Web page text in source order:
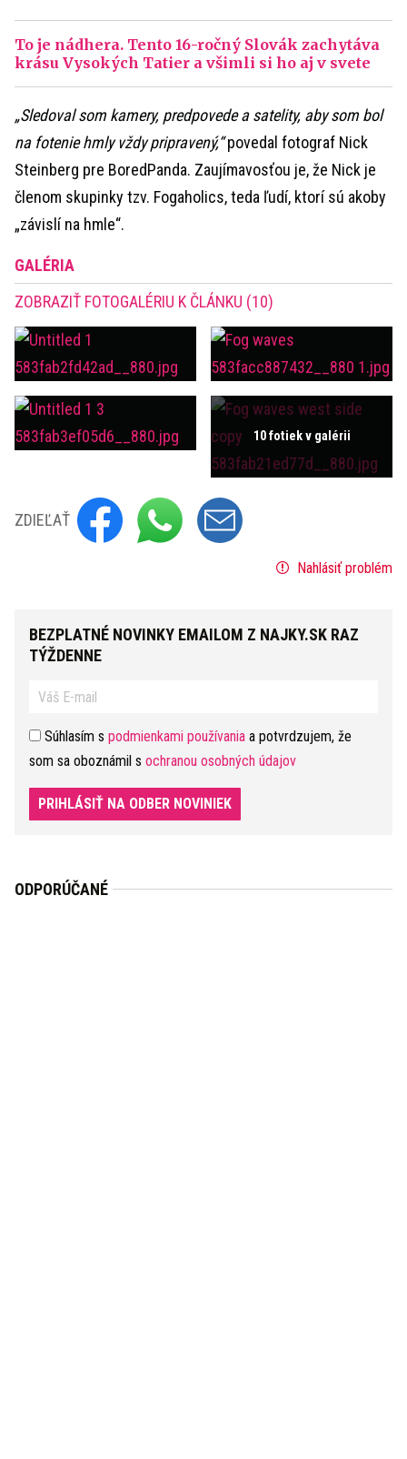
To je nádhera. Tento 16-ročný Slovák zachytáva
krásu Vysokých Tatier a všimli si ho aj v svete
„Sledoval som kamery, predpovede a satelity, aby som bol
na fotenie hmly vždy pripravený,“povedal fotograf Nick
Steinberg pre BoredPanda. Zaujímavosťou je, že Nick je
členom skupinky tzv. Fogaholics, teda ľudí, ktorí sú akoby
„závislí na hmle“.
GALÉRIA
ZOBRAZIŤ FOTOGALÉRIU K ČLÁNKU (10)
10 fotiek v galérii
ZDIEĽAŤ
Nahlásiť problém
BEZPLATNÉ NOVINKY EMAILOM Z NAJKY.SK RAZ
TÝŽDENNE
Súhlasím s podmienkami používania a potvrdzujem, že
som sa oboznámil s ochranou osobných údajov
PRIHLÁSIŤ NA ODBER NOVINIEK
ODPORÚČANÉ